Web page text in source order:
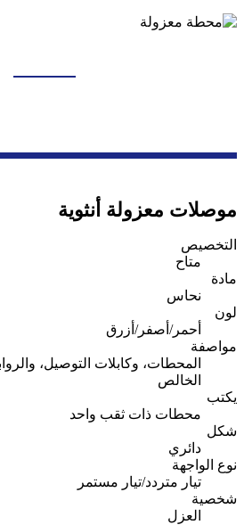
موصلات معزولة أنثوية
التخصيص
متاح
مادة
نحاس
لون
أحمر/أصفر/أزرق
مواصفة
المحطات، وكابلات التوصيل،
الخالص
يكتب
محطات ذات ثقب واحد
شكل
دائري
نوع الواجهة
تيار متردد/تيار مستمر
شخصية
العزل